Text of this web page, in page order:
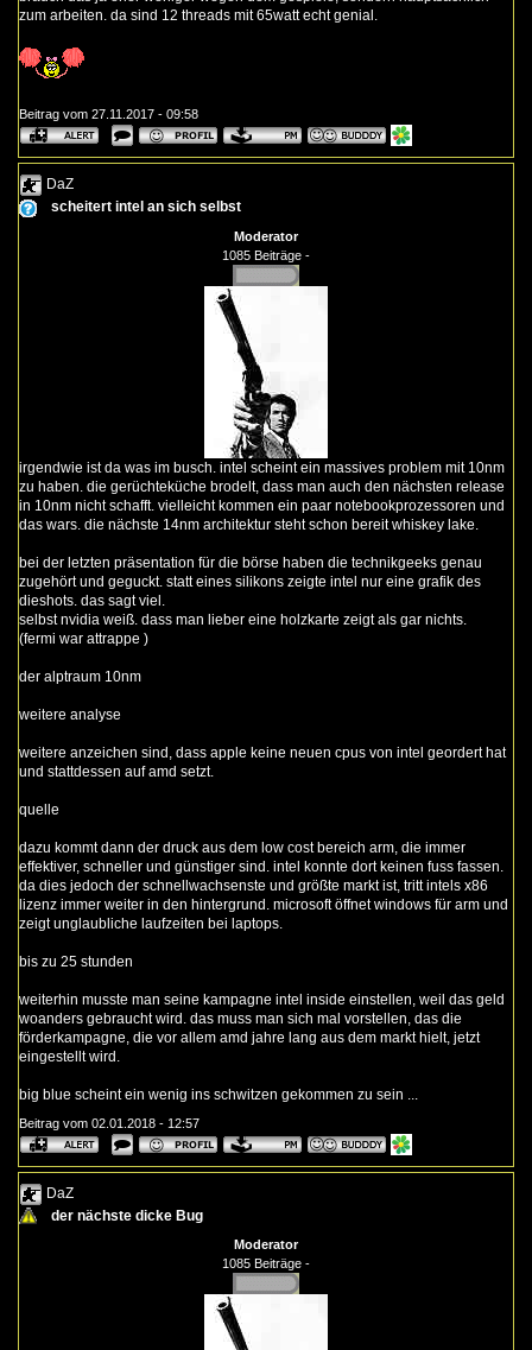
zum arbeiten. da sind 12 threads mit 65watt echt genial.
Beitrag vom 27.11.2017 - 09:58
DaZ
scheitert intel an sich selbst
Moderator
1085 Beiträge -
irgendwie ist da was im busch. intel scheint ein massives problem mit 10nm
zu haben. die gerüchteküche brodelt, dass man auch den nächsten release
in 10nm nicht schafft. vielleicht kommen ein paar notebookprozessoren und
das wars. die nächste 14nm architektur steht schon bereit whiskey lake.
bei der letzten präsentation für die börse haben die technikgeeks genau
zugehört und geguckt. statt eines silikons zeigte intel nur eine grafik des
dieshots. das sagt viel.
selbst nvidia weiß. dass man lieber eine holzkarte zeigt als gar nichts.
(fermi war attrappe )
der alptraum 10nm
weitere analyse
weitere anzeichen sind, dass apple keine neuen cpus von intel geordert hat
und stattdessen auf amd setzt.
quelle
dazu kommt dann der druck aus dem low cost bereich arm, die immer
effektiver, schneller und günstiger sind. intel konnte dort keinen fuss fassen.
da dies jedoch der schnellwachsenste und größte markt ist, tritt intels x86
lizenz immer weiter in den hintergrund. microsoft öffnet windows für arm und
zeigt unglaubliche laufzeiten bei laptops.
bis zu 25 stunden
weiterhin musste man seine kampagne intel inside einstellen, weil das geld
woanders gebraucht wird. das muss man sich mal vorstellen, das die
förderkampagne, die vor allem amd jahre lang aus dem markt hielt, jetzt
eingestellt wird.
big blue scheint ein wenig ins schwitzen gekommen zu sein ...
Beitrag vom 02.01.2018 - 12:57
DaZ
der nächste dicke Bug
Moderator
1085 Beiträge -